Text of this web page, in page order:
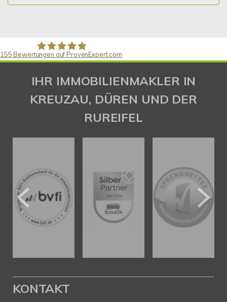
Gaspar Immobilienberatung
155 Bewertungen auf ProvenExpert.com
IHR IMMOBILIENMAKLER IN
KREUZAU, DÜREN UND DER
RUREIFEL
KONTAKT